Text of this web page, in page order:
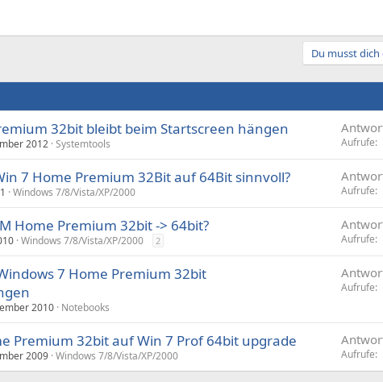
Du musst
32bit bleibt beim Startscreen hängen
2012 Systemtools Aufrufe
7 Home Premium 32Bit auf 64Bit sinnvoll?
Windows 7/8/Vista/XP/2000 Aufrufe
Home Premium 32bit -> 64bit?
Windows 7/8/Vista/XP/2000 2 Aufrufe
7 Home Premium 32bit
2010 Notebooks
Aufrufe
Premium 32bit auf Win 7 Prof 64bit upgrade
2009 Windows 7/8/Vista/XP/2000 Aufrufe